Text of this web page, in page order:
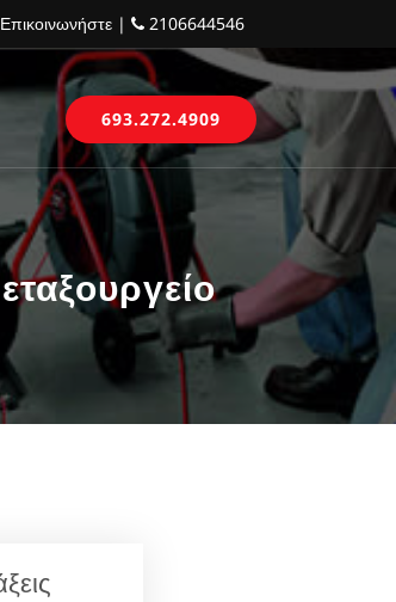
Επικοινωνήστε | 2106644546
693.272.4909